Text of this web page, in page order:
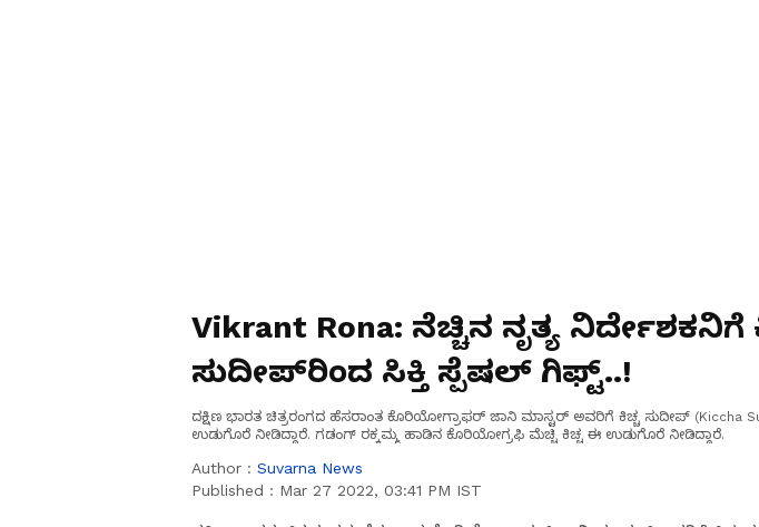
Vikrant Rona: ನೆಚ್ಚಿನ ನೃತ್ಯ ನಿರ್ದೇಶಕನಿಗೆ
ಸುದೀಪ್‌ರಿಂದ ಸಿಕ್ತಿ ಸ್ಪೆಷಲ್ ಗಿಫ್ಟ್..!
ದಕ್ಷಿಣ ಭಾರತ ಚಿತ್ರರಂಗದ ಹೆಸರಾಂತ ಕೊರಿಯೋಗ್ರಾಫರ್‌ ಜಾನಿ ಮಾಸ್ಟರ್‌ ಅವರಿಗೆ ಕಿಚ್ಚ ಸುದೀಪ್‌ (Kiccha
ಉಡುಗೊರೆ ನೀಡಿದ್ದಾರೆ. ಗಡಂಗ್‌ ರಕ್ಕಮ್ಮ ಹಾಡಿನ ಕೊರಿಯೋಗ್ರಫಿ ಮೆಚ್ಚಿ ಕಿಚ್ಚ ಈ ಉಡುಗೊರೆ ನೀಡಿದ್ದಾರೆ.
Author : Suvarna News
Published : Mar 27 2022, 03:41 PM IST